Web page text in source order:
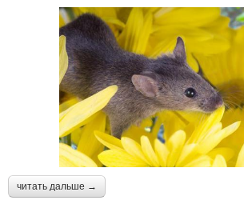
читать дальше →